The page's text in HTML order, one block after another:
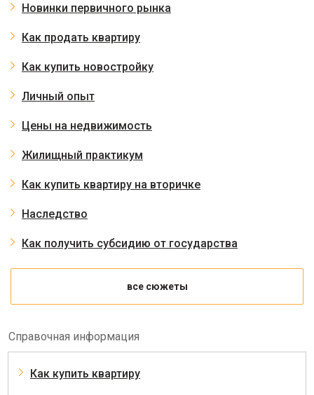
Новинки первичного рынка
Как продать квартиру
Как купить новостройку
Личный опыт
Цены на недвижимость
Жилищный практикум
Как купить квартиру на вторичке
Наследство
Как получить субсидию от государства
все сюжеты
Справочная информация
Как купить квартиру